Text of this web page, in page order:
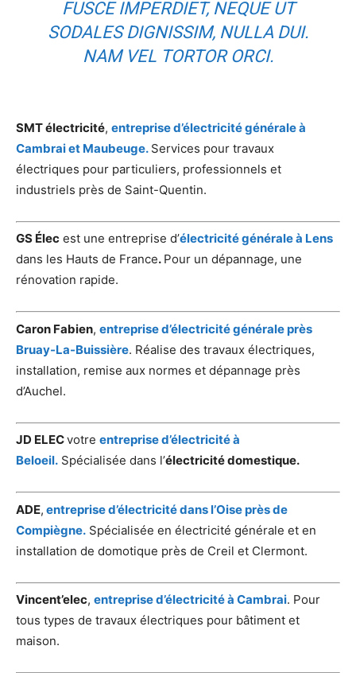
FUSCE IMPERDIET, NEQUE UT
SODALES DIGNISSIM, NULLA DUI.
NAM VEL TORTOR ORCI.
SMT électricité, entreprise d’électricité générale à
Cambrai et Maubeuge. Services pour travaux
électriques pour particuliers, professionnels et
industriels près de Saint-Quentin.
GS Élec est une entreprise d’électricité générale à Lens
dans les Hauts de France. Pour un dépannage, une
rénovation rapide.
Caron Fabien, entreprise d’électricité générale près
Bruay-La-Buissière. Réalise des travaux électriques,
installation, remise aux normes et dépannage près
d’Auchel.
JD ELECvotre entreprise d’électricité à
Beloeil. Spécialisée dans l’électricité domestique.
ADE, entreprise d’électricité dans l’Oise près de
Compiègne. Spécialisée en électricité générale et en
installation de domotique près de Creil et Clermont.
Vincent’elec, entreprise d’électricité à Cambrai. Pour
tous types de travaux électriques pour bâtiment et
maison.